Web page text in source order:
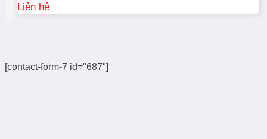
Liên hệ
[contact-form-7 id="687"]